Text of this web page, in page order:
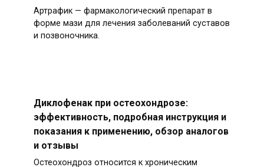
Артрафик — фармакологический препарат в
форме мази для лечения заболеваний суставов
и позвоночника.
Диклофенак при остеохондрозе:
эффективность, подробная инструкция и
показания к применению, обзор аналогов
и отзывы
Остеохондроз относится к хроническим